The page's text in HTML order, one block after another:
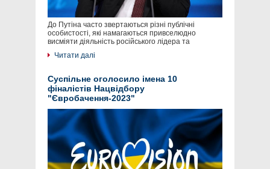
До Путіна часто звертаються різні публічні
особистості, які намагаються привселюдно
висміяти діяльність російського лідера та
Читати далі
Суспільне оголосило імена 10
фіналістів Нацвідбору
"Євробачення-2023"